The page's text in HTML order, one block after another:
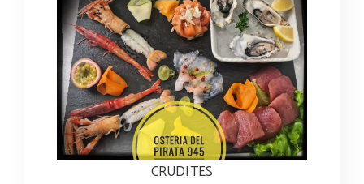
CRUDITES